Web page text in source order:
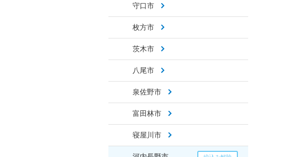
守口市
枚方市
茨木市
八尾市
泉佐野市
富田林市
寝屋川市